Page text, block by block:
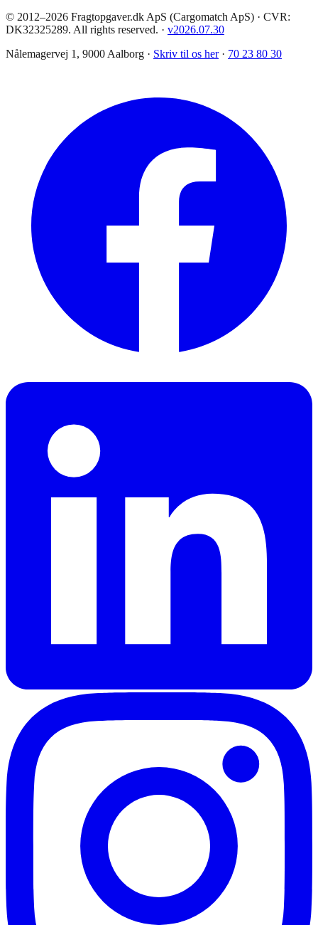
© 2012–2026 Fragtopgaver.dk ApS (Cargomatch ApS) · CVR:
DK32325289. All rights reserved. · v2026.07.30
Nålemagervej 1, 9000 Aalborg · Skriv til os her · 70 23 80 30